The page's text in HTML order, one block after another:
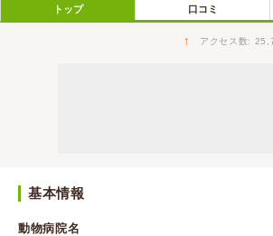
トップ 口コミ
↑ アクセス数:
基本情報
動物病院名